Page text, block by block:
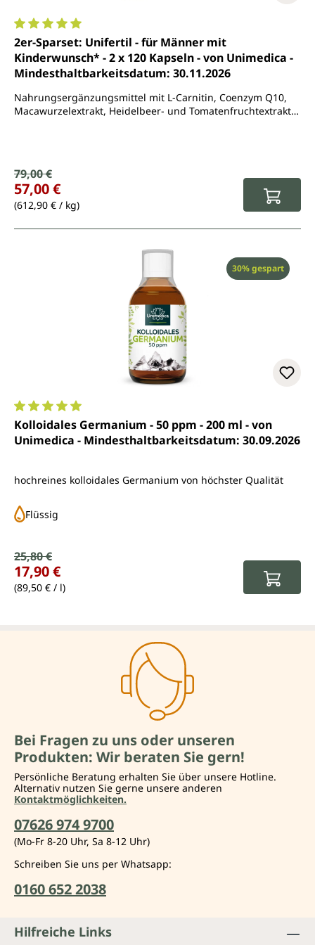
Durchschnittliche Bewertung von 5 von 5 Sternen
2er-Sparset: Unifertil - für Männer mit
Kinderwunsch* - 2 x 120 Kapseln - von Unimedica -
Mindesthaltbarkeitsdatum: 30.11.2026
Nahrungsergänzungsmittel mit L-Carnitin, Coenzym Q10,
Macawurzelextrakt, Heidelbeer- und Tomatenfruchtextrakt,
Verkaufspreis:
Regulärer Preis:
79,00 €
57,00 €
(612,90 € / kg)
Rabatt
30% gespart
Durchschnittliche Bewertung von 5 von 5 Sternen
Kolloidales Germanium - 50 ppm - 200 ml - von
Unimedica - Mindesthaltbarkeitsdatum: 30.09.2026
hochreines kolloidales Germanium von höchster Qualität
Flüssig
Verkaufspreis:
Regulärer Preis:
25,80 €
17,90 €
(89,50 € / l)
Bei Fragen zu uns oder unseren
Produkten: Wir beraten Sie gern!
Persönliche Beratung erhalten Sie über unsere Hotline.
Alternativ nutzen Sie gerne unsere anderen
Kontaktmöglichkeiten.
07626 974 9700
(Mo-Fr 8-20 Uhr, Sa 8-12 Uhr)
Schreiben Sie uns per Whatsapp:
0160 652 2038
Hilfreiche Links